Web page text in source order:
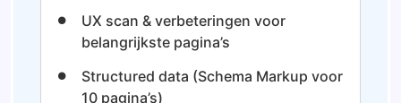
UX scan & verbeteringen voor
belangrijkste pagina’s
Structured data (Schema Markup voor
10 pagina’s)